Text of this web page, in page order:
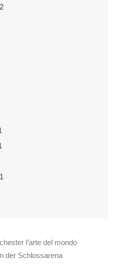
l’arte del mondo
der Schlossarena